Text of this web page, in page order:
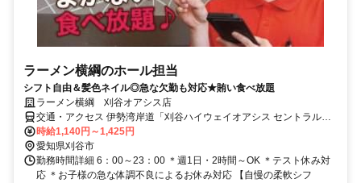
ラーメン横綱のホール担当
シフト自由＆髪色ネイル◎急な欠勤も対応★賄い食べ放題
ラーメン横綱 刈谷オアシス店
交通・アクセス 伊勢湾岸道「刈谷ハイウェイオアシス セントラルプ
ラザ」内
時給1,140円～1,425円
愛知県刈谷市
勤務時間詳細 6：00～23：00 ＊週1日・2時間～OK ＊テスト休み対
応 ＊お子様の急な体調不良によるお休み対応 【自慢の柔軟シフ